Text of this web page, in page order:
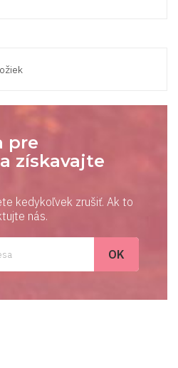
pre
získavajte
kedykoľvek zrušiť. Ak to
nás.